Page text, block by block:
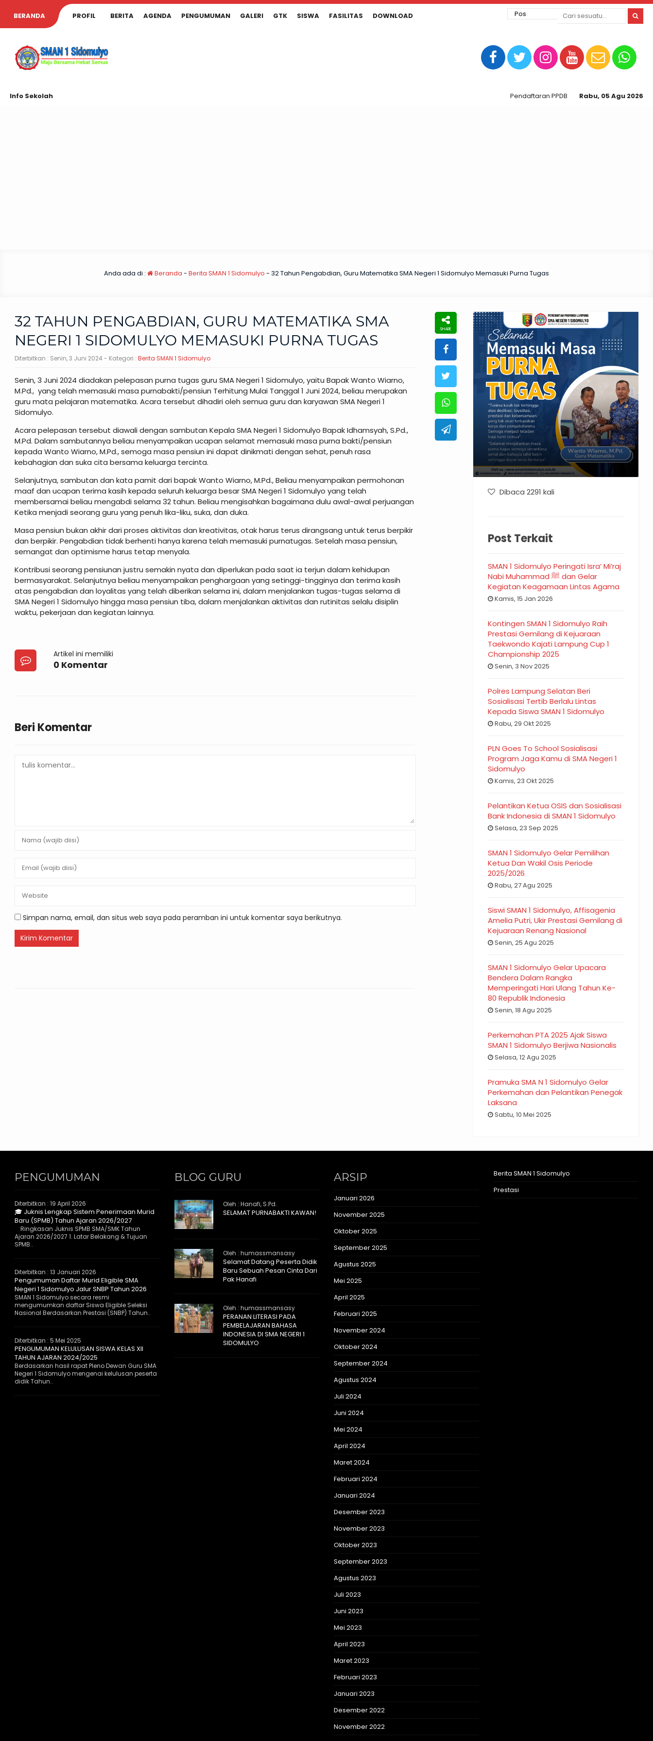
BERANDA PROFIL BERITA AGENDA PENGUMUMAN GALERI GTK SISWA FASILITAS DOWNLOAD
Info Sekolah Rabu, 05 Agu 2026
Pendaftaran PPDB Online SMA N 1 Sidomulyo
Anda ada di : Beranda - Berita SMAN 1 Sidomulyo - 32 Tahun Pengabdian, Guru Matematika SMA Negeri 1 Sidomulyo Memasuki Purna Tugas
32 TAHUN PENGABDIAN, GURU MATEMATIKA SMA
NEGERI 1 SIDOMULYO MEMASUKI PURNA TUGAS
Diterbitkan : Senin, 3 Juni 2024 - Kategori : Berita SMAN 1 Sidomulyo
Senin, 3 Juni 2024 diadakan pelepasan purna tugas guru SMA Negeri 1 Sidomulyo, yaitu Bapak Wanto Wiarno,
M.Pd., yang telah memasuki masa purnabakti/pensiun Terhitung Mulai Tanggal 1 Juni 2024, beliau merupakan
guru mata pelajaran matematika. Acara tersebut dihadiri oleh semua guru dan karyawan SMA Negeri 1
Sidomulyo.
Acara pelepasan tersebut diawali dengan sambutan Kepala SMA Negeri 1 Sidomulyo Bapak Idhamsyah, S.Pd.,
M.Pd. Dalam sambutannya beliau menyampaikan ucapan selamat memasuki masa purna bakti/pensiun
kepada Wanto Wiarno, M.Pd., semoga masa pensiun ini dapat dinikmati dengan sehat, penuh rasa
kebahagian dan suka cita bersama keluarga tercinta.
Selanjutnya, sambutan dan kata pamit dari bapak Wanto Wiarno, M.Pd., Beliau menyampaikan permohonan
maaf dan ucapan terima kasih kepada seluruh keluarga besar SMA Negeri 1 Sidomulyo yang telah
membersamai beliau mengabdi selama 32 tahun. Beliau mengisahkan bagaimana dulu awal-awal perjuangan
Ketika menjadi seorang guru yang penuh lika-liku, suka, dan duka.
Masa pensiun bukan akhir dari proses aktivitas dan kreativitas, otak harus terus dirangsang untuk terus berpikir
dan berpikir. Pengabdian tidak berhenti hanya karena telah memasuki purnatugas. Setelah masa pensiun,
semangat dan optimisme harus tetap menyala.
Kontribusi seorang pensiunan justru semakin nyata dan diperlukan pada saat ia terjun dalam kehidupan
bermasyarakat. Selanjutnya beliau menyampaikan penghargaan yang setinggi-tingginya dan terima kasih
atas pengabdian dan loyalitas yang telah diberikan selama ini, dalam menjalankan tugas-tugas selama di
SMA Negeri 1 Sidomulyo hingga masa pensiun tiba, dalam menjalankan aktivitas dan rutinitas selalu disiplin
waktu, pekerjaan dan kegiatan lainnya.
Artikel ini memiliki
0 Komentar
Beri Komentar
Simpan nama, email, dan situs web saya pada peramban ini untuk komentar saya berikutnya.
Dibaca 2291 kali
Post Terkait
SMAN 1 Sidomulyo Peringati Isra’ Mi’raj
Nabi Muhammad ﷺ dan Gelar
Kegiatan Keagamaan Lintas Agama
Kamis, 15 Jan 2026
Kontingen SMAN 1 Sidomulyo Raih
Prestasi Gemilang di Kejuaraan
Taekwondo Kajati Lampung Cup 1
Championship 2025
Senin, 3 Nov 2025
Polres Lampung Selatan Beri
Sosialisasi Tertib Berlalu Lintas
Kepada Siswa SMAN 1 Sidomulyo
Rabu, 29 Okt 2025
PLN Goes To School Sosialisasi
Program Jaga Kamu di SMA Negeri 1
Sidomulyo
Kamis, 23 Okt 2025
Pelantikan Ketua OSIS dan Sosialisasi
Bank Indonesia di SMAN 1 Sidomulyo
Selasa, 23 Sep 2025
SMAN 1 Sidomulyo Gelar Pemilihan
Ketua Dan Wakil Osis Periode
2025/2026
Rabu, 27 Agu 2025
Siswi SMAN 1 Sidomulyo, Affisagenia
Amelia Putri, Ukir Prestasi Gemilang di
Kejuaraan Renang Nasional
Senin, 25 Agu 2025
SMAN 1 Sidomulyo Gelar Upacara
Bendera Dalam Rangka
Memperingati Hari Ulang Tahun Ke-
80 Republik Indonesia
Senin, 18 Agu 2025
Perkemahan PTA 2025 Ajak Siswa
SMAN 1 Sidomulyo Berjiwa Nasionalis
Selasa, 12 Agu 2025
Pramuka SMA N 1 Sidomulyo Gelar
Perkemahan dan Pelantikan Penegak
Laksana
Sabtu, 10 Mei 2025
PENGUMUMAN
Diterbitkan : 19 April 2026
🎓 Juknis Lengkap Sistem Penerimaan Murid
Baru (SPMB) Tahun Ajaran 2026/2027
Ringkasan Juknis SPMB SMA/SMK Tahun
Ajaran 2026/2027 1. Latar Belakang & Tujuan
SPMB..
Diterbitkan : 13 Januari 2026
Pengumuman Daftar Murid Eligible SMA
Negeri 1 Sidomulyo Jalur SNBP Tahun 2026
SMAN 1 Sidomulyo secara resmi
mengumumkan daftar Siswa Eligible Seleksi
Nasional Berdasarkan Prestasi (SNBP) Tahun..
Diterbitkan : 5 Mei 2025
PENGUMUMAN KELULUSAN SISWA KELAS XII
TAHUN AJARAN 2024/2025
Berdasarkan hasil rapat Pleno Dewan Guru SMA
Negeri 1 Sidomulyo mengenai kelulusan peserta
didik Tahun..
BLOG GURU
Oleh : Hanafi, S.Pd.
SELAMAT PURNABAKTI KAWAN!
Oleh : humassmansasy
Selamat Datang Peserta Didik
Baru Sebuah Pesan Cinta Dari
Pak Hanafi
Oleh : humassmansasy
PERANAN LITERASI PADA
PEMBELAJARAN BAHASA
INDONESIA DI SMA NEGERI 1
SIDOMULYO
ARSIP
Januari 2026
November 2025
Oktober 2025
September 2025
Agustus 2025
Mei 2025
April 2025
Februari 2025
November 2024
Oktober 2024
September 2024
Agustus 2024
Juli 2024
Juni 2024
Mei 2024
April 2024
Maret 2024
Februari 2024
Januari 2024
Desember 2023
November 2023
Oktober 2023
September 2023
Agustus 2023
Juli 2023
Juni 2023
Mei 2023
April 2023
Maret 2023
Februari 2023
Januari 2023
Desember 2022
November 2022
Berita SMAN 1 Sidomulyo
Prestasi